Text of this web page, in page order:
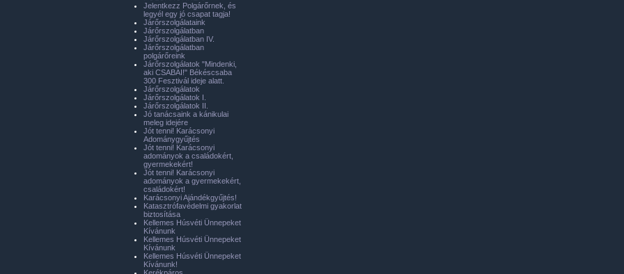
Jelentkezz Polgárőrnek, és
legyél egy jó csapat tagja!
Járőrszolgálataink
Járőrszolgálatban
Járőrszolgálatban IV.
Járőrszolgálatban
polgárőreink
Járőrszolgálatok "Mindenki,
aki CSABAI!" Békéscsaba
300 Fesztivál ideje alatt.
Járőrszolgálatok
Járőrszolgálatok I.
Járőrszolgálatok II.
Jó tanácsaink a kánikulai
meleg idejére
Jót tenni! Karácsonyi
Adománygyűjtés
Jót tenni! Karácsonyi
adományok a családokért,
gyermekekért!
Jót tenni! Karácsonyi
adományok a gyermekekért,
családokért!
Karácsonyi Ajándékgyűjtés!
Katasztrófavédelmi gyakorlat
biztosítása
Kellemes Húsvéti Ünnepeket
Kívánunk
Kellemes Húsvéti Ünnepeket
Kívánunk
Kellemes Húsvéti Ünnepeket
Kívánunk!